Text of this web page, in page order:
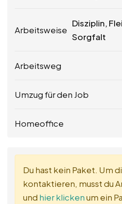
Arbeitsweise
Disziplin,
Sorgfalt
Arbeitsweg
Umzug für den Job
Homeoffice
Du hast kein Paket. Um
kontaktieren, musst du
und hier klickenum ein